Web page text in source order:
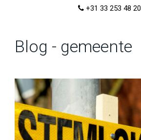
+31 33 253 48 20
Blog - gemeente